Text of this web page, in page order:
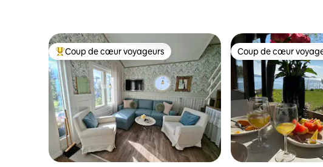
Coups de cœur voyageurs les plus appréciés
Coup de cœur voyageurs Coup de cœur
Coup de cœur